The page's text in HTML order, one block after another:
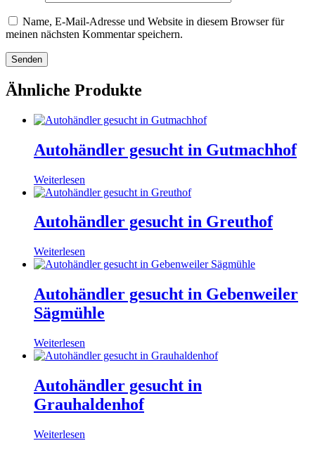
Name, E-Mail-Adresse und Website in diesem Browser für
meinen nächsten Kommentar speichern.
Ähnliche Produkte
Autohändler gesucht in Gutmachhof
Weiterlesen
Autohändler gesucht in Greuthof
Weiterlesen
Autohändler gesucht in Gebenweiler
Sägmühle
Weiterlesen
Autohändler gesucht in
Grauhaldenhof
Weiterlesen